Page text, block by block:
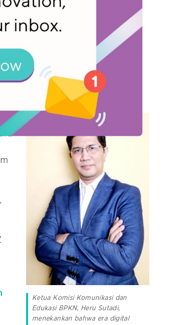
BPKN, Heru menekankan
hak dan kewajiban mereka,
Ketua Komisi Komunikasi dan
Edukasi BPKN, Heru Sutadi,
menekankan bahwa era digital